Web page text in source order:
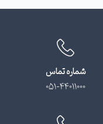
شماره تماس
051-44011000